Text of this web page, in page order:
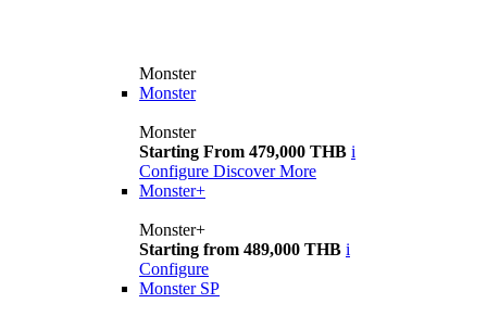
Monster
Monster
Monster
Starting From 479,000 THB i
Configure Discover More
Monster+
Monster+
Starting from 489,000 THB i
Configure
Monster SP